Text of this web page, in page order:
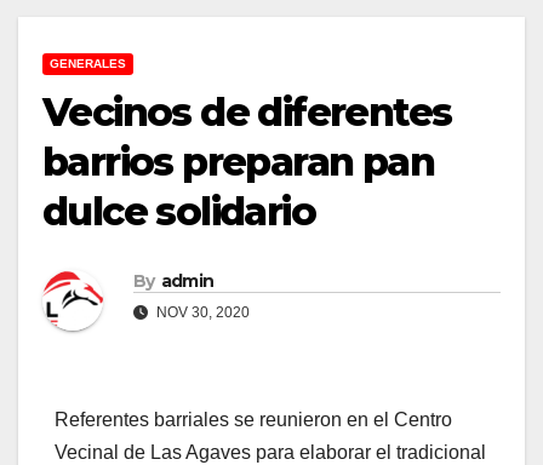
GENERALES
Vecinos de diferentes
barrios preparan pan
dulce solidario
By admin
NOV 30, 2020
Referentes barriales se reunieron en el Centro
Vecinal de Las Agaves para elaborar el tradicional